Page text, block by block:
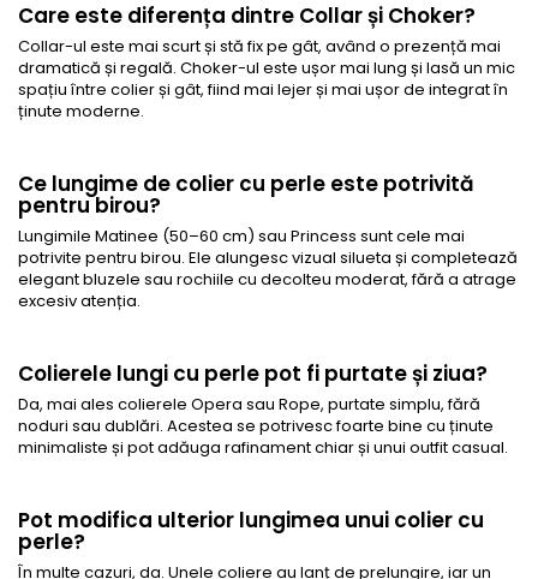
Care este diferența dintre Collar și Choker?
Collar-ul este mai scurt și stă fix pe gât, având o prezență mai
dramatică și regală. Choker-ul este ușor mai lung și lasă un mic
spațiu între colier și gât, fiind mai lejer și mai ușor de integrat în
ținute moderne.
Ce lungime de colier cu perle este potrivită
pentru birou?
Lungimile Matinee (50–60 cm) sau Princess sunt cele mai
potrivite pentru birou. Ele alungesc vizual silueta și completează
elegant bluzele sau rochiile cu decolteu moderat, fără a atrage
excesiv atenția.
Colierele lungi cu perle pot fi purtate și ziua?
Da, mai ales colierele Opera sau Rope, purtate simplu, fără
noduri sau dublări. Acestea se potrivesc foarte bine cu ținute
minimaliste și pot adăuga rafinament chiar și unui outfit casual.
Pot modifica ulterior lungimea unui colier cu
perle?
În multe cazuri, da. Unele coliere au lanț de prelungire, iar un